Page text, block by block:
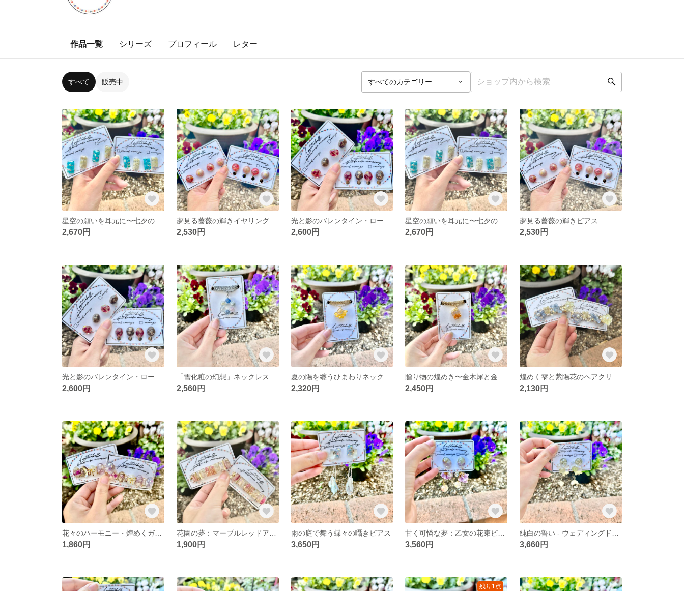
作品一覧 シリーズ プロフィール レター
すべて 販売中
2,670円
夢見る薔薇の輝きイヤリング
2,530円 2,600円 2,670円
夢見る薔薇の輝きピアス
2,530円
2,600円
「雪化粧の幻想」ネックレス
2,560円 2,320円 2,450円 2,130円
花々のハーモニー・煌めくガーデンヘアクリップ
1,860円 1,900円
雨の庭で舞う蝶々の囁きピアス
3,650円 3,560円 3,660円
残り1点